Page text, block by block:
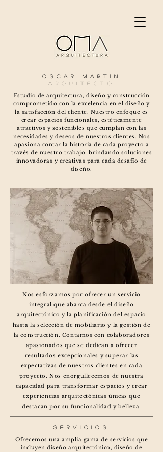
Oscar MartíN
aRquitecT o
Estudio de arquitectura, diseño y construcción
comprometido con la excelencia en el diseño y
la satisfacción del cliente. Nuestro enfoque es
crear espacios funcionales, estéticamente
atractivos y sostenibles que cumplan con las
necesidades y deseos de nuestros clientes. Nos
apasiona contar la historia de cada proyecto a
través de nuestro trabajo, brindando soluciones
innovadoras y creativas para cada desafío de
diseño.
Nos esforzamos por ofrecer un servicio
integral que abarca desde el diseño
arquitectónico y la planificación del espacio
hasta la selección de mobiliario y la gestión de
la construcción. Contamos con colaboradores
apasionados que se dedican a ofrecer
resultados excepcionales y superar las
expectativas de nuestros clientes en cada
proyecto. Nos enorgullecemos de nuestra
capacidad para transformar espacios y crear
experiencias arquitectónicas únicas que
destacan por su funcionalidad y belleza.
SERVICIOS
Ofrecemos una amplia gama de servicios que
incluyen diseño arquitectónico, diseño de